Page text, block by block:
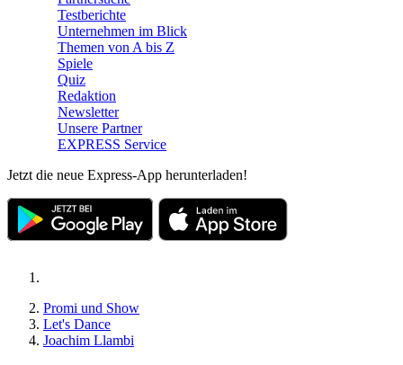
Testberichte
Unternehmen im Blick
Themen von A bis Z
Spiele
Quiz
Redaktion
Newsletter
Unsere Partner
EXPRESS Service
Jetzt die neue Express-App herunterladen!
Promi und Show
Let's Dance
Joachim Llambi